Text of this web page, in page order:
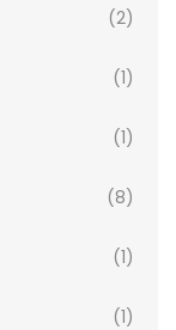
(2)
(1)
(1)
(8)
(1)
(1)